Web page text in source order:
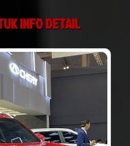
INFO DETAIL